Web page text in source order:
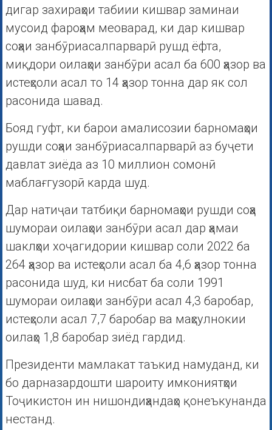
дигар захираҳои табиии кишвар заминаи
мусоид фароҳам меоварад, ки дар кишвар
соҳаи занбӯриасалпарварӣ рушд ёфта,
миқдори оилаҳои занбӯри асал ба 600 ҳазор ва
истеҳсоли асал то 14 ҳазор тонна дар як сол
расонида шавад.
Бояд гуфт, ки барои амалисозии барномаҳои
рушди соҳаи занбӯриасалпарварӣ аз буҷети
давлат зиёда аз 10 миллион сомонӣ
маблағгузорӣ карда шуд.
Дар натиҷаи татбиқи барномаҳои рушди соҳа
шумораи оилаҳои занбӯри асал дар ҳамаи
шаклҳои хоҷагидории кишвар соли 2022 ба
264 ҳазор ва истеҳсоли асал ба 4,6 ҳазор тонна
расонида шуд, ки нисбат ба соли 1991
шумораи оилаҳои занбӯри асал 4,3 баробар,
истеҳсоли асал 7,7 баробар ва маҳсулнокии
оилаҳо 1,8 баробар зиёд гардид.
Президенти мамлакат таъкид намуданд, ки
бо дарназардошти шароиту имкониятҳои
Тоҷикистон ин нишондиҳандаҳо қонеъкунанда
нестанд.